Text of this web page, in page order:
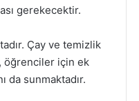
gerekecektir.
Çay ve temizlik
öğrenciler için ek
da sunmaktadır.